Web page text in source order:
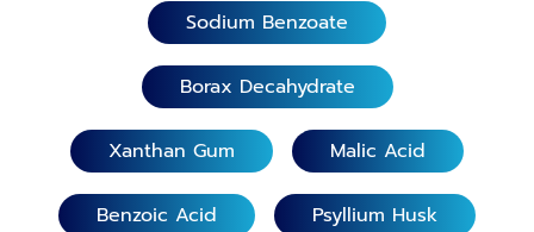
Sodium Benzoate
Borax Decahydrate
Xanthan Gum Malic Acid
Benzoic Acid Psyllium Husk